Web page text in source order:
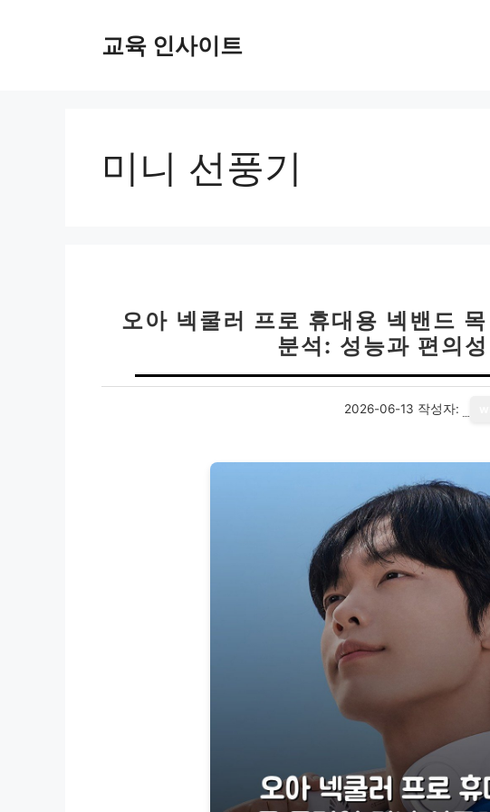
교육 인사이트
미니 선풍기
오아 넥쿨러 프로 휴대용 넥밴드
분석: 성능과 편의
2026-06-13 작성자: